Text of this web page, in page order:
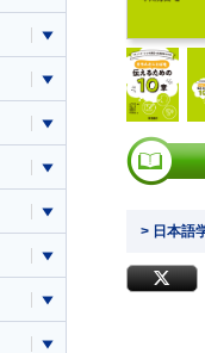
> 日本語